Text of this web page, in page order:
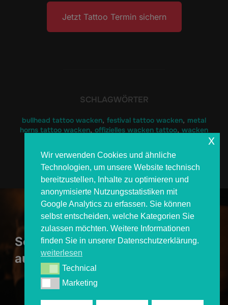
Jetzt Tattoo Termin sichern
SCHLAGWÖRTER
bullhead tattoo wacken, festival tattoo wacken, metal
horns tattoo wacken, offizielles wacken tattoo, wacken
Beitragsnavigation
Previous
Previous
So buchst du dein Festival Tattoo
auf dem Wacken Open Air 2025 –
alle Infos im Überblick
Wir verwenden Cookies und ähnliche
Technologien, um unsere Website technisch
bereitzustellen, Inhalte zu optimieren und
anonymisierte Nutzungsstatistiken mit
Google Analytics zu erfassen. Sie können
selbst entscheiden, welche Kategorien Sie
zulassen möchten. Weitere Informationen
finden Sie in unserer Datenschutzerklärung.
weiterlesen
TechnicalTechnical
MarketingMarketing
x